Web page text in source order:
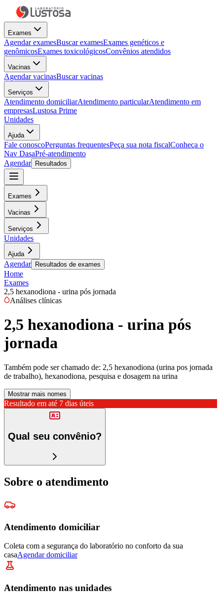
Exames
Agendar examesBuscar examesExames genéticos e
genômicosExames toxicológicosConvênios atendidos
Vacinas
Agendar vacinasBuscar vacinas
Serviços
Atendimento domiciliarAtendimento particularAtendimento em
empresasLustosa Prime
Unidades
Ajuda
Fale conoscoPerguntas frequentesPeça sua nota fiscalConheça o
Nav DasaPré-atendimento
Agendar
Resultados
Exames
Vacinas
Serviços
Unidades
Ajuda
Agendar Resultados de exames
Home
Exames
2,5 hexanodiona - urina pós jornada
Análises clínicas
2,5 hexanodiona - urina pós
jornada
Também pode ser chamado de: 2,5 hexanodiona (urina pos jornada
de trabalho), hexanodiona, pesquisa e dosagem na urina
Mostrar mais nomes
Resultado em até 7 dias úteis
Qual seu convênio?
Sobre o atendimento
Atendimento domiciliar
Coleta com a segurança do laboratório no conforto da sua
casaAgendar domiciliar
Atendimento nas unidades